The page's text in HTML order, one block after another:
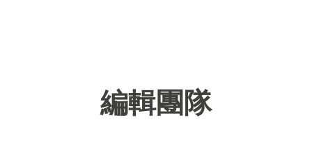
編輯團隊